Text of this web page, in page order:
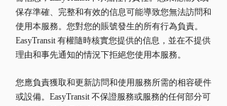
保存準確、完整和有效的信息可能導致您無法訪問和
使用本服務。您對您的賬號發生的所有行為負責。
EasyTransit 有權隨時核實您提供的信息，並在不提供
理由和事先通知的情況下拒絕您使用本服務。
您應負責獲取和更新訪問和使用服務所需的相容硬件
或設備。EasyTransit 不保證服務或服務的任何部分可